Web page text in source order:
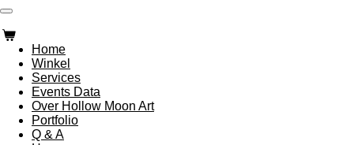
Ga
direct
naar
de
hoofdinhoud
Home
Winkel
Services
Events Data
Over Hollow Moon Art
Portfolio
Q & A